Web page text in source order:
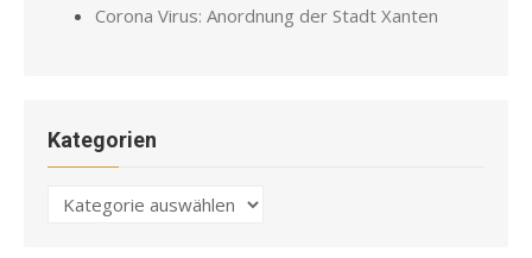
Corona Virus: Anordnung der Stadt Xanten
Kategorien
Kategorien